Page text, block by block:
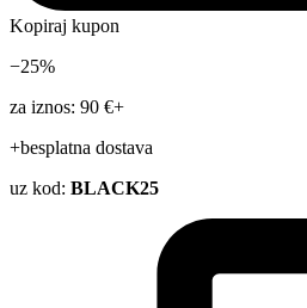
Kopiraj kupon
−25%
za iznos: 90 €+
+besplatna dostava
uz kod: BLACK25